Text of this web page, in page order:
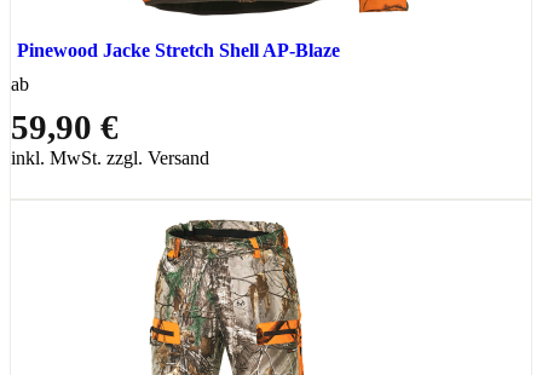
Pinewood Jacke Stretch Shell AP-Blaze
ab
59,90 €
inkl. MwSt. zzgl. Versand